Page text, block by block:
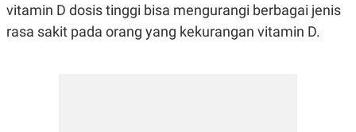
vitamin D dosis tinggi bisa mengurangi berbagai jenis
rasa sakit pada orang yang kekurangan vitamin D.